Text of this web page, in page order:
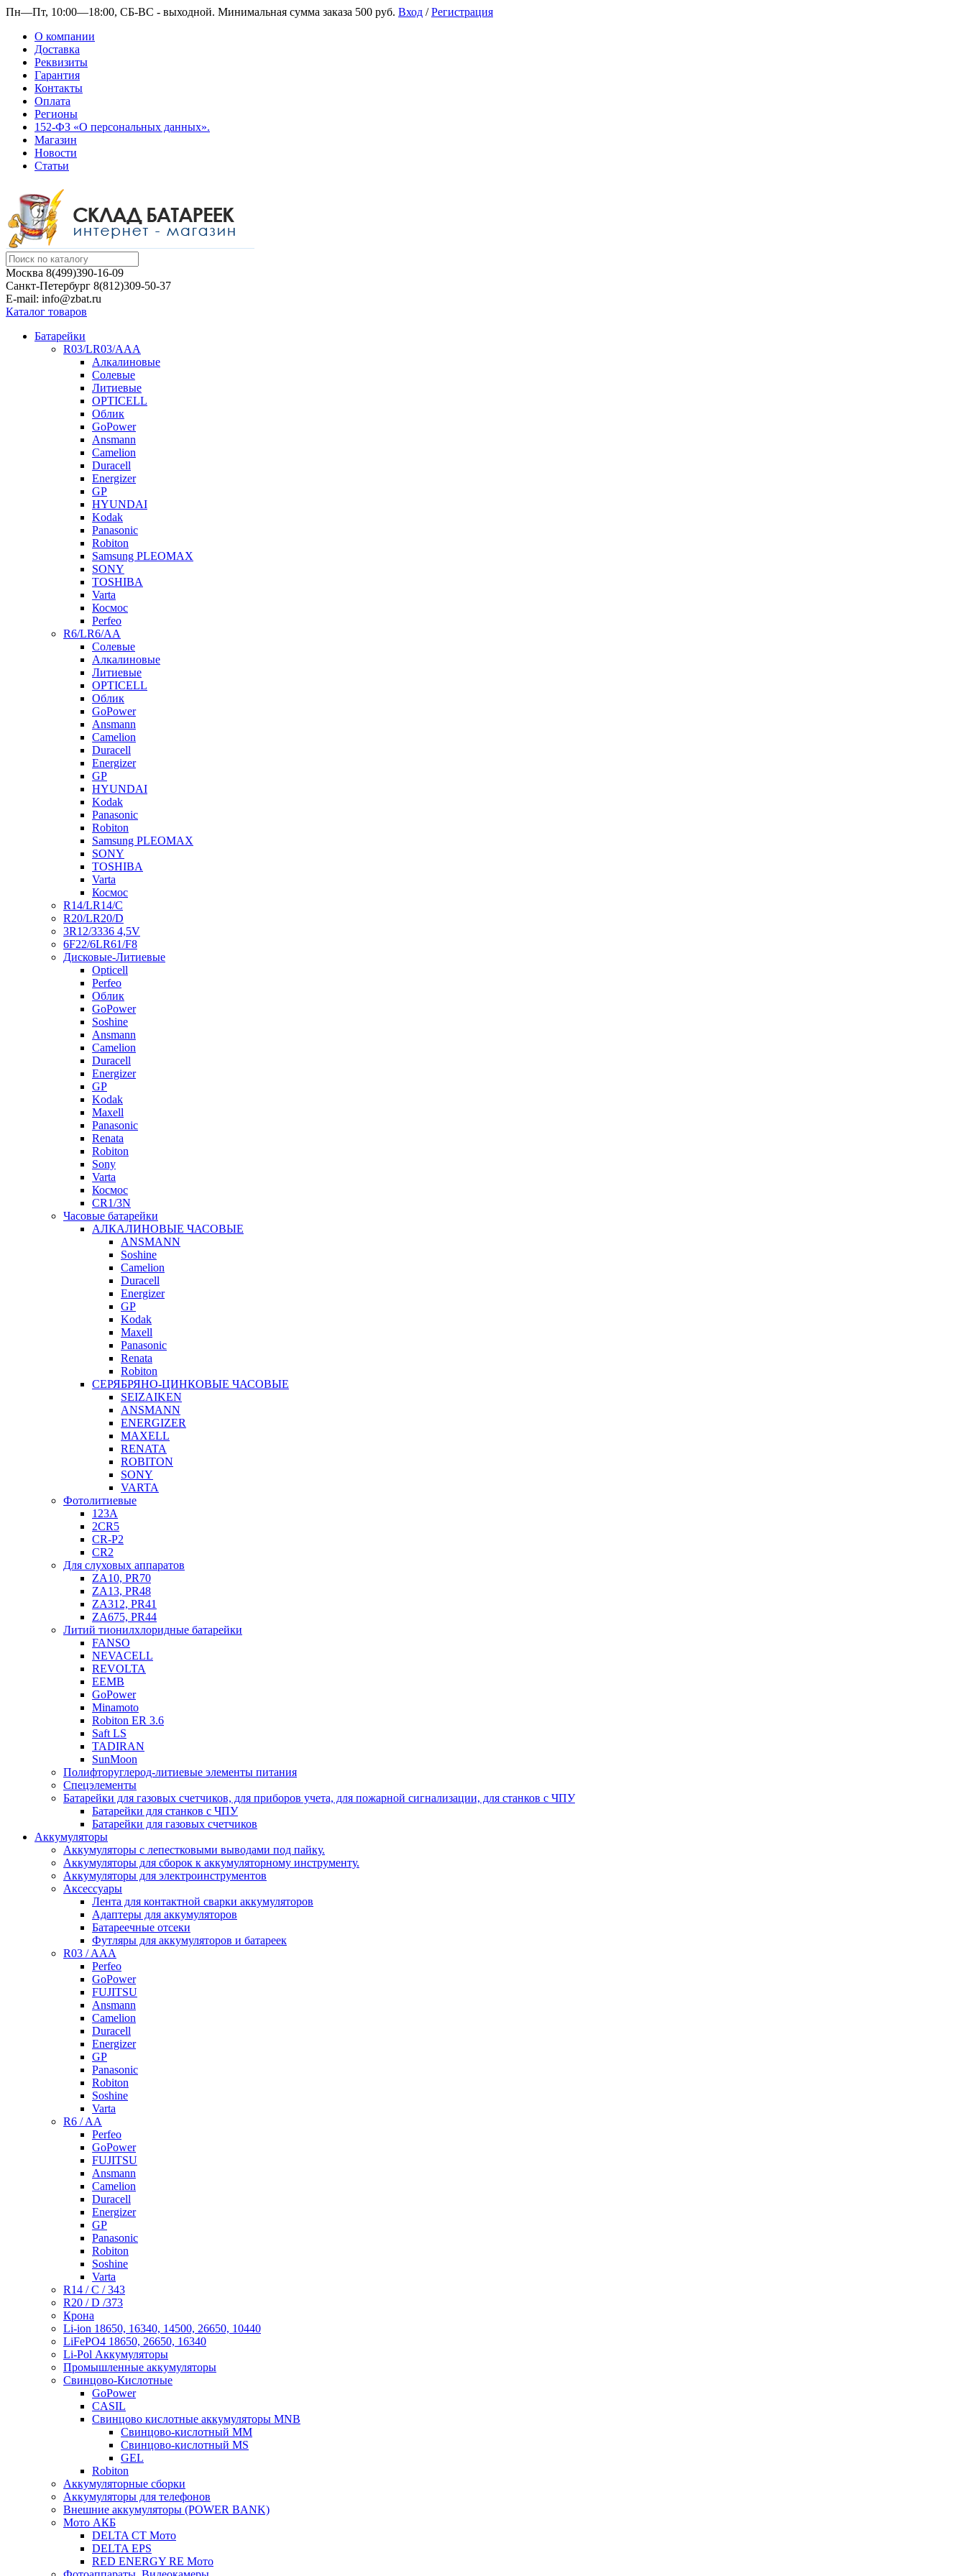
Пн—Пт, 10:00—18:00, СБ-ВС - выходной. Минимальная сумма заказа 500 руб. Вход /Регистрация
О компании
Доставка
Реквизиты
Гарантия
Контакты
Оплата
Регионы
152-ФЗ «О персональных данных».
Магазин
Новости
Статьи
Москва 8(499)390-16-09
Санкт-Петербург 8(812)309-50-37
E-mail: info@zbat.ru
Каталог товаров
Батарейки
R03/LR03/AAA
Алкалиновые
Солевые
Литиевые
OPTICELL
Облик
GoPower
Ansmann
Camelion
Duracell
Energizer
GP
HYUNDAI
Kodak
Panasonic
Robiton
Samsung PLEOMAX
SONY
TOSHIBA
Varta
Космос
Perfeo
R6/LR6/AA
Солевые
Алкалиновые
Литиевые
OPTICELL
Облик
GoPower
Ansmann
Camelion
Duracell
Energizer
GP
HYUNDAI
Kodak
Panasonic
Robiton
Samsung PLEOMAX
SONY
TOSHIBA
Varta
Космос
R14/LR14/C
R20/LR20/D
3R12/3336 4,5V
6F22/6LR61/F8
Дисковые-Литиевые
Opticell
Perfeo
Облик
GoPower
Soshine
Ansmann
Camelion
Duracell
Energizer
GP
Kodak
Maxell
Panasonic
Renata
Robiton
Sony
Varta
Космос
CR1/3N
Часовые батарейки
АЛКАЛИНОВЫЕ ЧАСОВЫЕ
ANSMANN
Soshine
Camelion
Duracell
Energizer
GP
Kodak
Maxell
Panasonic
Renata
Robiton
СЕРЯБРЯНО-ЦИНКОВЫЕ ЧАСОВЫЕ
SEIZAIKEN
ANSMANN
ENERGIZER
MAXELL
RENATA
ROBITON
SONY
VARTA
Фотолитиевые
123A
2CR5
CR-P2
CR2
Для слуховых аппаратов
ZA10, PR70
ZA13, PR48
ZA312, PR41
ZA675, PR44
Литий тионилхлоридные батарейки
FANSO
NEVACELL
REVOLTA
EEMB
GoPower
Minamoto
Robiton ER 3.6
Saft LS
TADIRAN
SunMoon
Полифторуглерод-литиевые элементы питания
Спецэлементы
Батарейки для газовых счетчиков, для приборов учета, для пожарной сигнализации, для станков с ЧПУ
Батарейки для станков с ЧПУ
Батарейки для газовых счетчиков
Аккумуляторы
Аккумуляторы с лепестковыми выводами под пайку.
Аккумуляторы для сборок к аккумуляторному инструменту.
Аккумуляторы для электроинструментов
Аксессуары
Лента для контактной сварки аккумуляторов
Адаптеры для аккумуляторов
Батареечные отсеки
Футляры для аккумуляторов и батареек
R03 / AAA
Perfeo
GoPower
FUJITSU
Ansmann
Camelion
Duracell
Energizer
GP
Panasonic
Robiton
Soshine
Varta
R6 / AA
Perfeo
GoPower
FUJITSU
Ansmann
Camelion
Duracell
Energizer
GP
Panasonic
Robiton
Soshine
Varta
R14 / C / 343
R20 / D /373
Крона
Li-ion 18650, 16340, 14500, 26650, 10440
LiFePO4 18650, 26650, 16340
Li-Pol Аккумуляторы
Промышленные аккумуляторы
Свинцово-Кислотные
GoPower
CASIL
Свинцово кислотные аккумуляторы MNB
Cвинцово-кислотный MM
Cвинцово-кислотный MS
GEL
Robiton
Аккумуляторные сборки
Аккумуляторы для телефонов
Внешние аккумуляторы (POWER BANK)
Мото АКБ
DELTA CT Мото
DELTA EPS
RED ENERGY RE Мото